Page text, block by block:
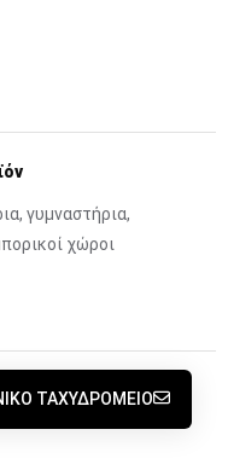
γυμναστήρια,
χώροι
ΤΑΧΥΔΡΟΜΕΊΟ